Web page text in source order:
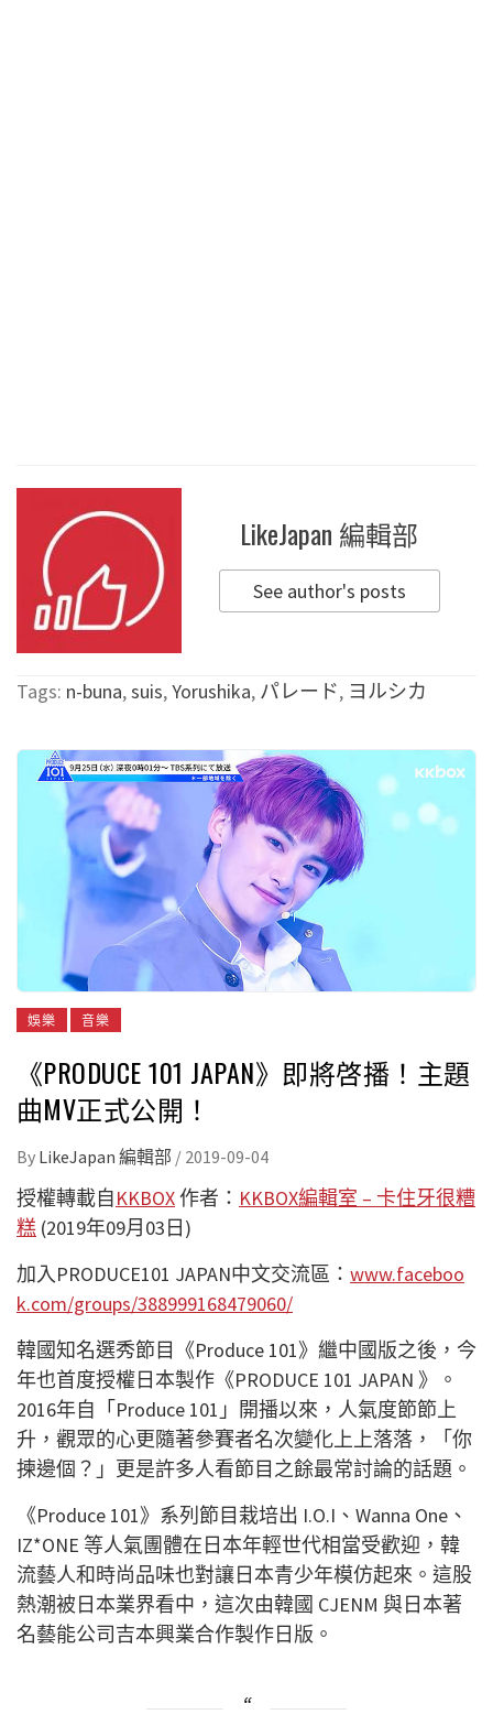
LikeJapan 編輯部
See author's posts
Tags: n-buna,suis,Yorushika, パレード, ヨルシカ
娛樂 音樂
《PRODUCE 101 JAPAN》即將啓播！主題
曲MV正式公開！
By LikeJapan 編輯部 / 2019-09-04
授權轉載自KKBOX作者： KKBOX編輯室 – 卡住牙很糟
糕 (2019年09月03日)
加入PRODUCE101 JAPAN中文交流區： www.faceboo
k.com/groups/388999168479060/
韓國知名選秀節目《Produce 101》繼中國版之後，今
年也首度授權日本製作《PRODUCE 101 JAPAN 》。
2016年自「Produce 101」開播以來，人氣度節節上
升，觀眾的心更隨著參賽者名次變化上上落落，「你
揀邊個？」更是許多人看節目之餘最常討論的話題。
《Produce 101》系列節目栽培出 I.O.I、Wanna One、
IZ*ONE 等人氣團體在日本年輕世代相當受歡迎，韓
流藝人和時尚品味也對讓日本青少年模仿起來。這股
熱潮被日本業界看中，這次由韓國 CJENM 與日本著
名藝能公司吉本興業合作製作日版。